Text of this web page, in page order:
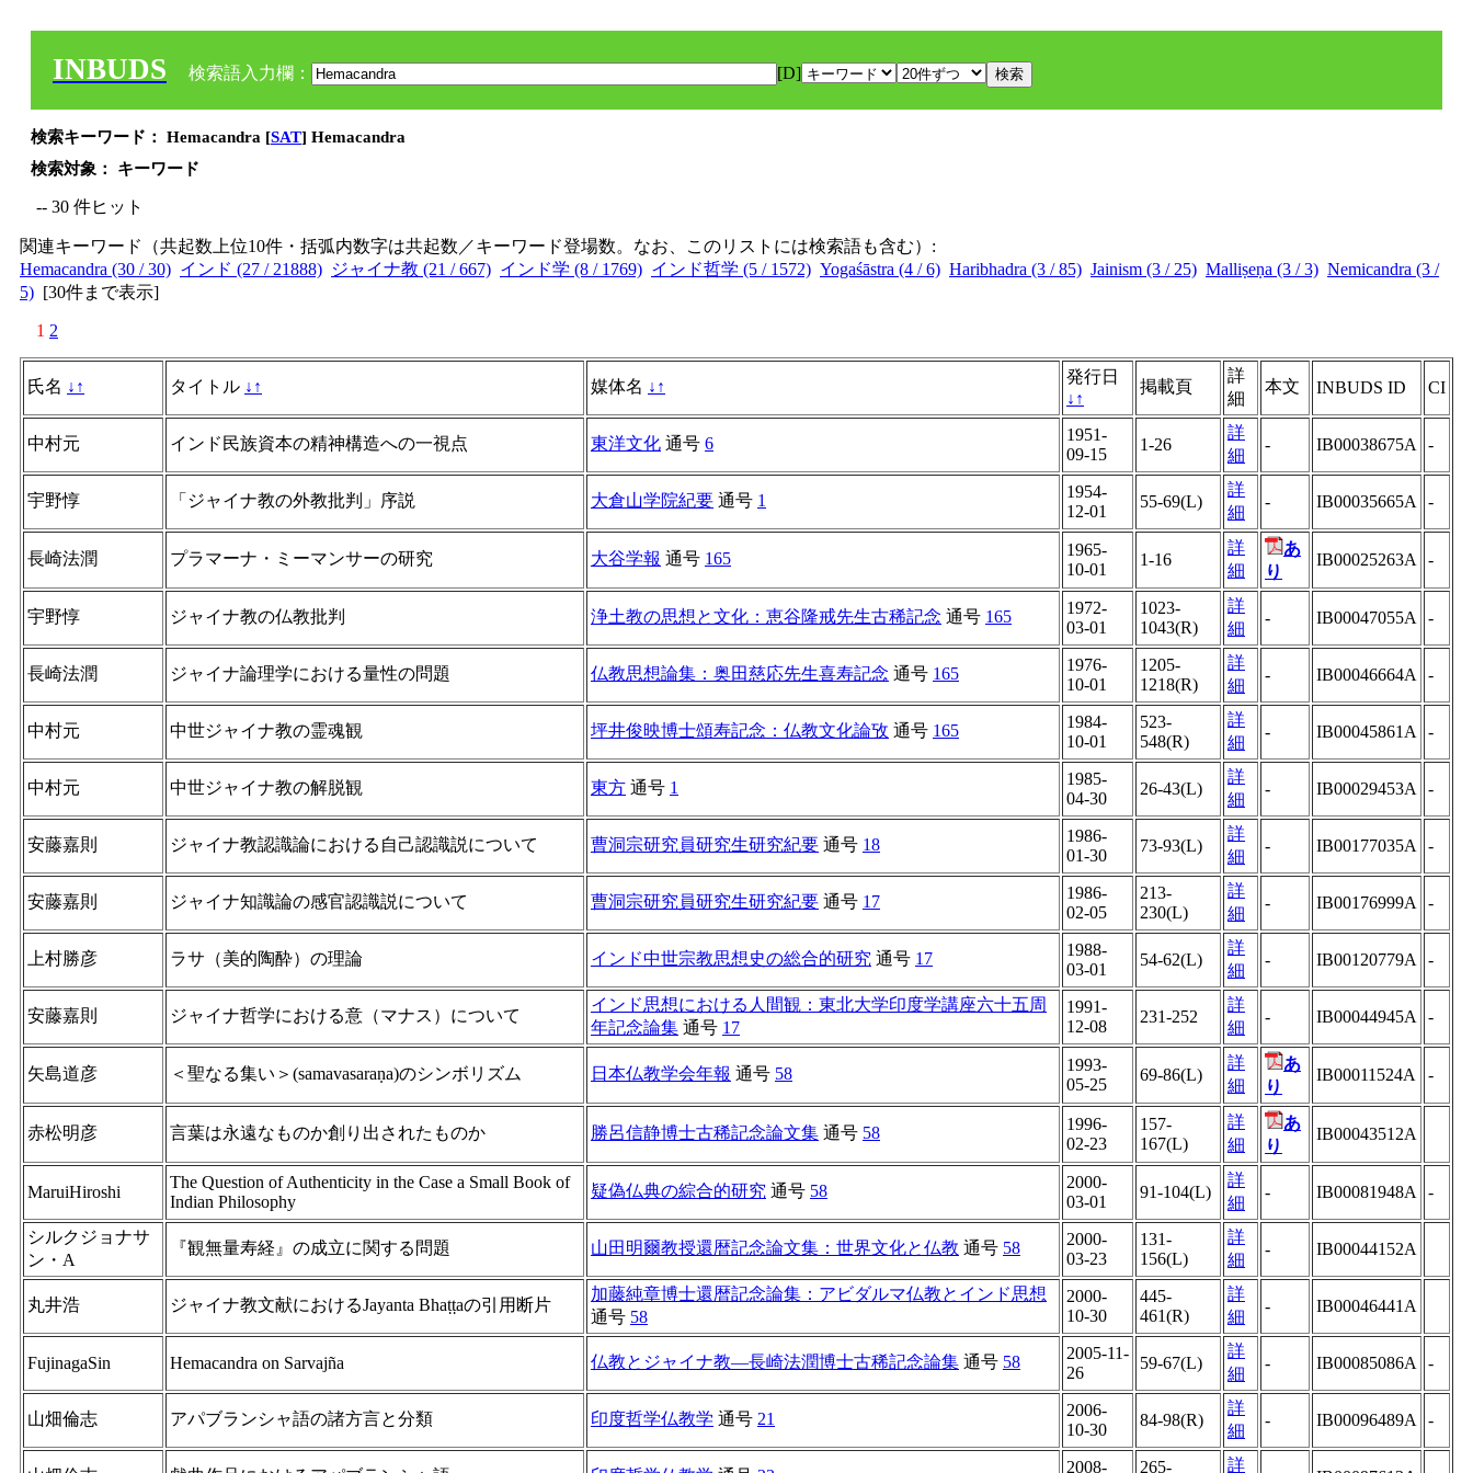
INBUDS 検索語入力欄： [D]
検索キーワード： Hemacandra [SAT] Hemacandra
検索対象： キーワード
-- 30 件ヒット
関連キーワード（共起数上位10件・括弧内数字は共起数／キーワード登場数。なお、このリストには検索語も含む）:
Hemacandra (30 / 30) インド (27 / 21888) ジャイナ教 (21 / 667) インド学 (8 / 1769) インド哲学 (5 / 1572) Yogaśāstra (4 / 6) Haribhadra (3 / 85) Jainism (3 / 25) Malliṣeṇa (3 / 3) Nemicandra (3 /
5) [30件まで表示]
1 2
氏名 ↓ ↑ タイトル ↓ ↑ 媒体名 ↓ ↑
発行日
↓ ↑
掲載頁
詳
細
本文 INBUDS ID CI
中村元 インド民族資本の精神構造への一視点 東洋文化 通号 6
1951-
09-15
1-26
詳
細
- IB00038675A -
宇野惇 「ジャイナ教の外教批判」序説 大倉山学院紀要 通号 1
1954-
12-01
55-69(L)
詳
細
- IB00035665A -
長崎法潤 プラマーナ・ミーマンサーの研究 大谷学報 通号 165
1965-
10-01
1-16
詳
細
あ
り
IB00025263A -
宇野惇 ジャイナ教の仏教批判 浄土教の思想と文化：恵谷隆戒先生古稀記念 通号 165
1972-
03-01
1023-
1043(R)
詳
細
- IB00047055A -
長崎法潤 ジャイナ論理学における量性の問題 仏教思想論集：奥田慈応先生喜寿記念 通号 165
1976-
10-01
1205-
1218(R)
詳
細
- IB00046664A -
中村元 中世ジャイナ教の霊魂観 坪井俊映博士頌寿記念：仏教文化論攷 通号 165
1984-
10-01
523-
548(R)
詳
細
- IB00045861A -
中村元 中世ジャイナ教の解脱観 東方 通号 1
1985-
04-30
26-43(L)
詳
細
- IB00029453A -
安藤嘉則 ジャイナ教認識論における自己認識説について 曹洞宗研究員研究生研究紀要 通号 18
1986-
01-30
73-93(L)
詳
細
- IB00177035A -
安藤嘉則 ジャイナ知識論の感官認識説について 曹洞宗研究員研究生研究紀要 通号 17
1986-
02-05
213-
230(L)
詳
細
- IB00176999A -
上村勝彦 ラサ（美的陶酔）の理論 インド中世宗教思想史の総合的研究 通号 17
1988-
03-01
54-62(L)
詳
細
- IB00120779A -
安藤嘉則 ジャイナ哲学における意（マナス）について
インド思想における人間観：東北大学印度学講座六十五周
年記念論集 通号 17
1991-
12-08
231-252
詳
細
- IB00044945A -
矢島道彦 ＜聖なる集い＞(samavasaraṇa)のシンボリズム 日本仏教学会年報 通号 58
1993-
05-25
69-86(L)
詳
細
あ
り
IB00011524A -
赤松明彦 言葉は永遠なものか創り出されたものか 勝呂信静博士古稀記念論文集 通号 58
1996-
02-23
157-
167(L)
詳
細
あ
り
IB00043512A
MaruiHiroshi
The Question of Authenticity in the Case a Small Book of
Indian Philosophy
疑偽仏典の綜合的研究 通号 58
2000-
03-01
91-104(L)
詳
細
- IB00081948A -
シルクジョナサ
ン・A
『観無量寿経』の成立に関する問題 山田明爾教授還暦記念論文集：世界文化と仏教 通号 58
2000-
03-23
131-
156(L)
詳
細
- IB00044152A
丸井浩 ジャイナ教文献におけるJayanta Bhaṭṭaの引用断片
加藤純章博士還暦記念論集：アビダルマ仏教とインド思想
通号 58
2000-
10-30
445-
461(R)
詳
細
- IB00046441A
FujinagaSin Hemacandra on Sarvajña 仏教とジャイナ教―長崎法潤博士古稀記念論集 通号 58
2005-11-
26
59-67(L)
詳
細
- IB00085086A -
山畑倫志 アパブランシャ語の諸方言と分類 印度哲学仏教学 通号 21
2006-
10-30
84-98(R)
詳
細
- IB00096489A -
2008- 265- 詳